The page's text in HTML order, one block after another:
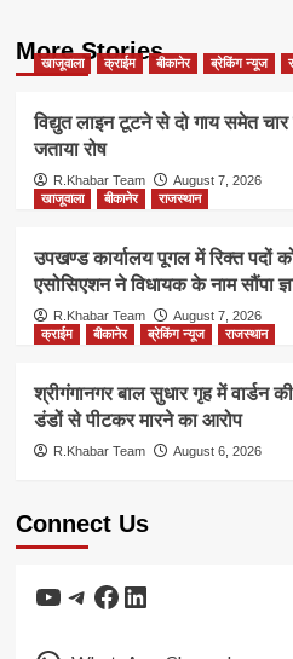
More Stories
खाजूवाला क्राईम बीकानेर ब्रेकिंग न्यूज
विद्युत लाइन टूटने से दो गाय समेत चार
जताया रोष
R.Khabar Team
August 7, 2026
खाजूवाला
बीकानेर राजस्थान
उपखण्ड कार्यालय पूगल में रिक्त पदों
एसोसिएशन ने विधायक के नाम सौंपा
R.Khabar Team
August 7, 2026
क्राईम
बीकानेर ब्रेकिंग न्यूज राजस्थान
श्रीगंगानगर बाल सुधार गृह में वार्डन
डंडों से पीटकर मारने का आरोप
R.Khabar Team August 6, 2026
Connect Us
YouTube
Telegram
Facebook
LinkedIn